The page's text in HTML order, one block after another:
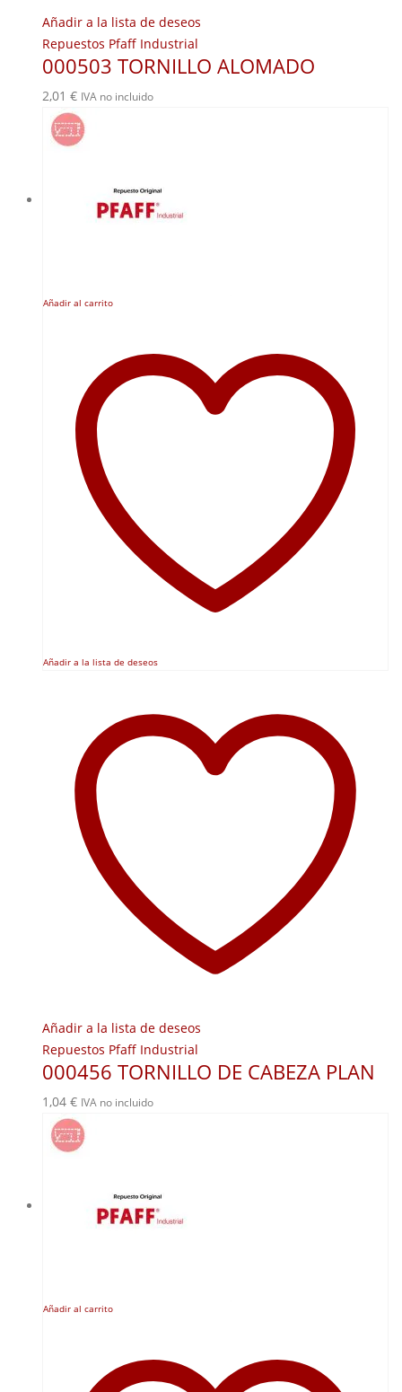
Añadir a la lista de deseos
Repuestos Pfaff Industrial
000503 TORNILLO ALOMADO
2,01 € IVA no incluido
Añadir al carrito
Añadir a la lista de deseos
Añadir a la lista de deseos
Repuestos Pfaff Industrial
000456 TORNILLO DE CABEZA PLAN
1,04 € IVA no incluido
Añadir al carrito